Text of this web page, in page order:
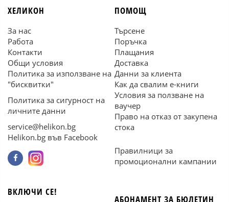
ХЕЛИКОН
За нас
Работа
Контакти
Общи условия
Политика за използване на
"бисквитки"
Политика за сигурност на
личните данни
service@helikon.bg
Helikon.bg във Facebook
ПОМОЩ
Търсене
Поръчка
Плащания
Доставка
Данни за клиента
Как да свалим е-книги
Условия за ползване на
ваучер
Право на отказ от закупена
стока
Правилници за
промоционални кампании
ВКЛЮЧИ СЕ!
АБОНАМЕНТ ЗА БЮЛЕТИН